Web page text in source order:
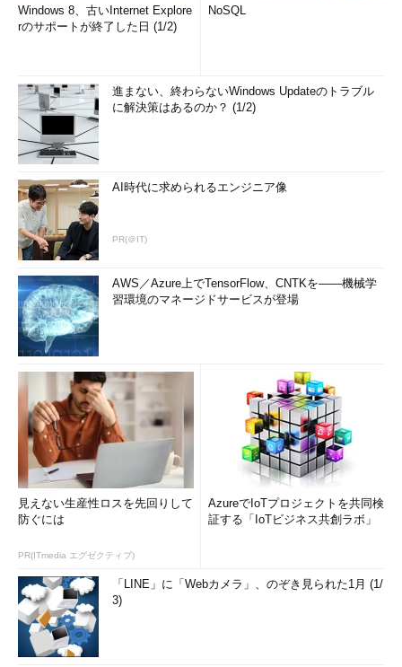
Windows 8、古いInternet Explore
rのサポートが終了した日 (1/2)
NoSQL
進まない、終わらないWindows Updateのトラブル
に解決策はあるのか？ (1/2)
AI時代に求められるエンジニア像
PR(＠IT)
AWS／Azure上でTensorFlow、CNTKを――機械学
習環境のマネージドサービスが登場
見えない生産性ロスを先回りして
防ぐには
PR(ITmedia エグゼクティブ)
AzureでIoTプロジェクトを共同検
証する「IoTビジネス共創ラボ」
「LINE」に「Webカメラ」、のぞき見られた1月 (1/
3)